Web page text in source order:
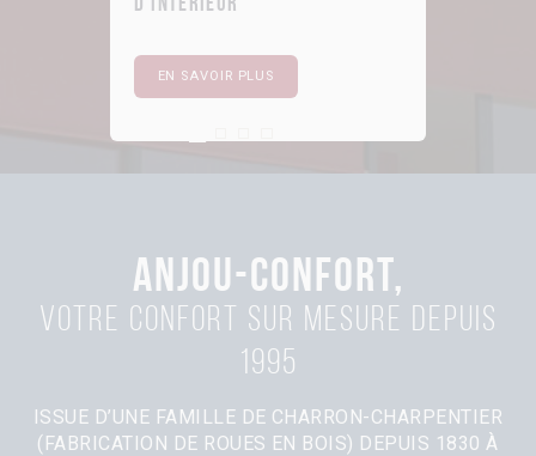
d’intérieur
EN SAVOIR PLUS
First slide details.
Current Slide
Second slide details.
Third slide details.
Four slide details.
ANJOU-CONFORT,
Votre confort sur mesure depuis
1995
ISSUE D’UNE FAMILLE DE CHARRON-CHARPENTIER
(FABRICATION DE ROUES EN BOIS) DEPUIS 1830 À